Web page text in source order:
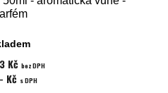
Kč bez DPH
Kč s DPH